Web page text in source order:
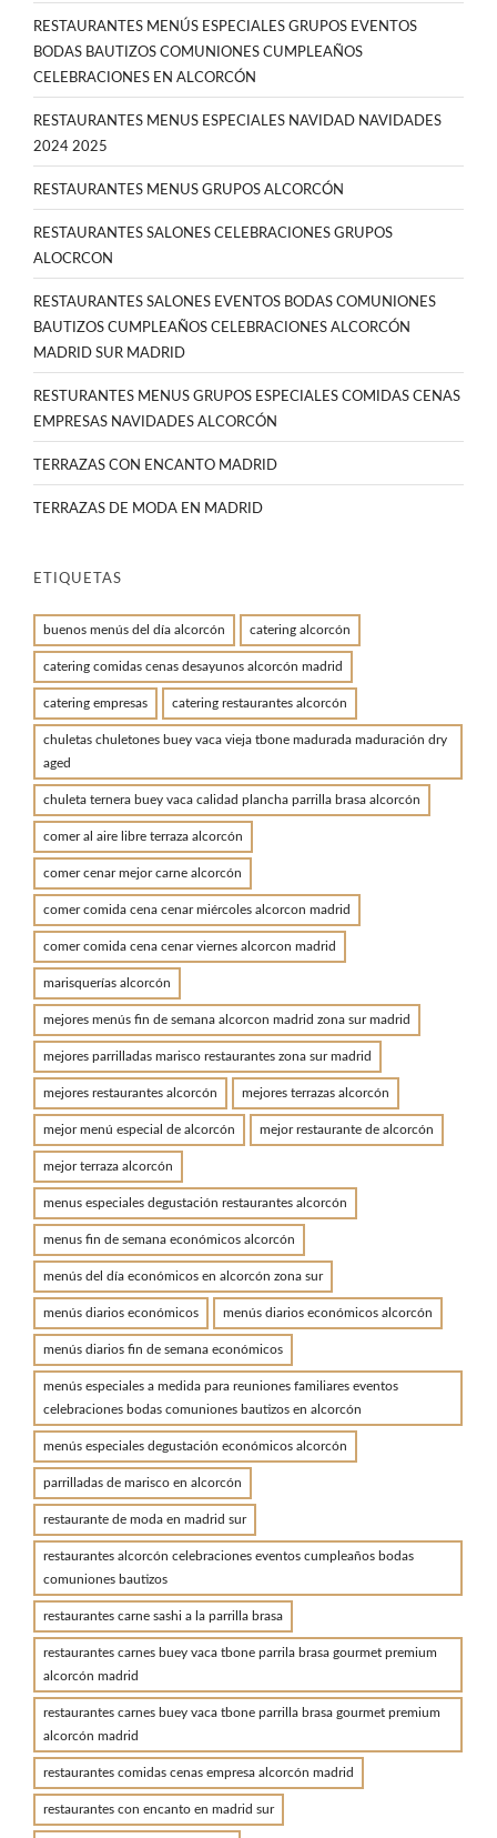
RESTAURANTES MENÚS ESPECIALES GRUPOS EVENTOS
BODAS BAUTIZOS COMUNIONES CUMPLEAÑOS
CELEBRACIONES EN ALCORCÓN
RESTAURANTES MENUS ESPECIALES NAVIDAD NAVIDADES
2024 2025
RESTAURANTES MENUS GRUPOS ALCORCÓN
RESTAURANTES SALONES CELEBRACIONES GRUPOS
ALOCRCON
RESTAURANTES SALONES EVENTOS BODAS COMUNIONES
BAUTIZOS CUMPLEAÑOS CELEBRACIONES ALCORCÓN
MADRID SUR MADRID
RESTURANTES MENUS GRUPOS ESPECIALES COMIDAS CENAS
EMPRESAS NAVIDADES ALCORCÓN
TERRAZAS CON ENCANTO MADRID
TERRAZAS DE MODA EN MADRID
ETIQUETAS
buenos menús del día alcorcón catering alcorcón
catering comidas cenas desayunos alcorcón madrid
catering empresas catering restaurantes alcorcón
chuletas chuletones buey vaca vieja tbone madurada maduración dry
aged
chuleta ternera buey vaca calidad plancha parrilla brasa alcorcón
comer al aire libre terraza alcorcón
comer cenar mejor carne alcorcón
comer comida cena cenar miércoles alcorcon madrid
comer comida cena cenar viernes alcorcon madrid
marisquerías alcorcón
mejores menús fin de semana alcorcon madrid zona sur madrid
mejores parrilladas marisco restaurantes zona sur madrid
mejores restaurantes alcorcón mejores terrazas alcorcón
mejor menú especial de alcorcón mejor restaurante de alcorcón
mejor terraza alcorcón
menus especiales degustación restaurantes alcorcón
menus fin de semana económicos alcorcón
menús del día económicos en alcorcón zona sur
menús diarios económicos menús diarios económicos alcorcón
menús diarios fin de semana económicos
menús especiales a medida para reuniones familiares eventos
celebraciones bodas comuniones bautizos en alcorcón
menús especiales degustación económicos alcorcón
parrilladas de marisco en alcorcón
restaurante de moda en madrid sur
restaurantes alcorcón celebraciones eventos cumpleaños bodas
comuniones bautizos
restaurantes carne sashi a la parrilla brasa
restaurantes carnes buey vaca tbone parrila brasa gourmet premium
alcorcón madrid
restaurantes carnes buey vaca tbone parrilla brasa gourmet premium
alcorcón madrid
restaurantes comidas cenas empresa alcorcón madrid
restaurantes con encanto en madrid sur